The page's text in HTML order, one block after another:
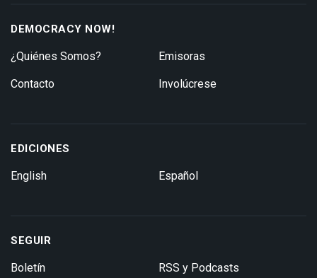
DEMOCRACY NOW!
¿Quiénes Somos?
Contacto
Emisoras
Involúcrese
EDICIONES
English Español
SEGUIR
Boletín RSS y Podcasts